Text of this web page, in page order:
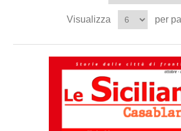
Visualizza per